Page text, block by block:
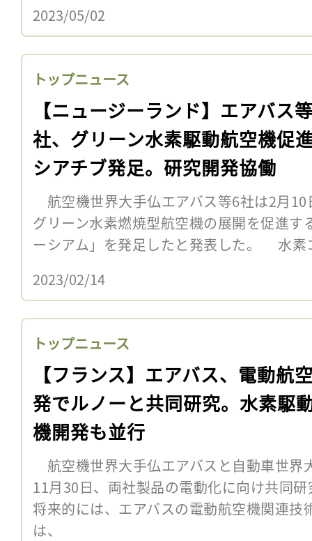
2023/05/02
トップニュース
【ニュージーランド】エアバス
社、グリーン水素駆動航空機促
シアチブ発足。研究開発協働
航空機世界大手仏エアバス等6社は2月
グリーン水素燃焼型航空機の展開を促進す
ーシアム」を発足したと発表した。 水素
2023/02/14
トップニュース
【フランス】エアバス、電動航
発でルノーと共同研究。水素駆
機開発も並行
航空機世界大手仏エアバスと自動車世界
11月30日、両社製品の電動化に向け共同
将来的には、エアバスの電動航空機関連
は、